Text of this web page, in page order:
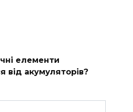
елементи
від акумуляторів?